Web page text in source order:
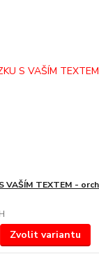
VAŠÍM TEXTEM -
Zvolit variantu